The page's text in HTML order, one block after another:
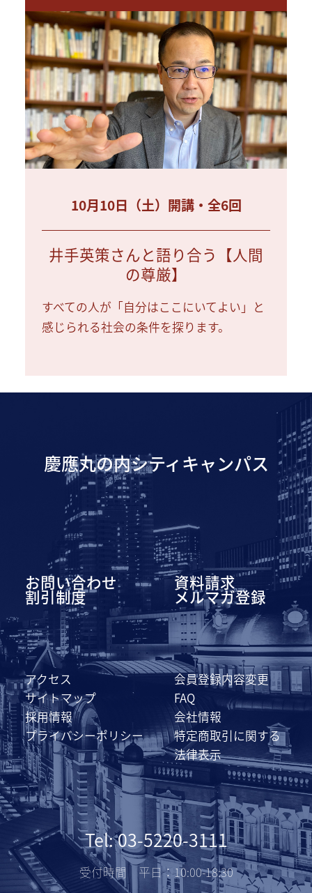
10月10日（土）開講・全6回
井手英策さんと語り合う【人間
の尊厳】
すべての人が「自分はここにいてよい」と
感じられる社会の条件を探ります。
慶應丸の内シティキャンパス
お問い合わせ 資料請求
割引制度 メルマガ登録
アクセス
会員登録内容変更
サイトマップ
FAQ
採用情報
会社情報
プライバシーポリシー
特定商取引に関する
法律表示
Tel: 03-5220-3111
受付時間 平日：10:00-18:30